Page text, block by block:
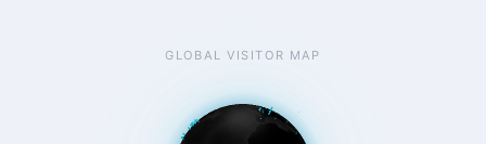
GLOBAL VISITOR MAP